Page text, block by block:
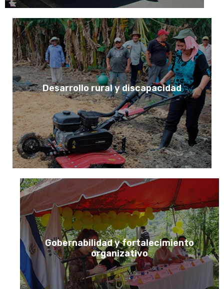
Desarrollo rural y discapacidad
VER PROYECTOS
Gobernabilidad y fortalecimiento
organizativo
VER PROYECTOS